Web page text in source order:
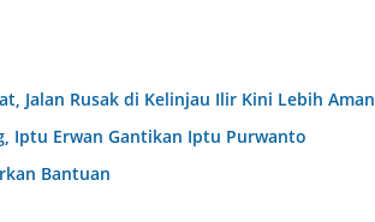
Jalan Rusak di Kelinjau Ilir Kini Lebih Aman
Iptu Erwan Gantikan Iptu Purwanto
Bantuan